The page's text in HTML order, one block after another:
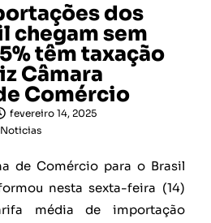
dos
chegam sem
têm taxação
Câmara
Comércio
fevereiro 14, 2025
de Comércio para o Brasil
nesta sexta-feira (14)
média de importação